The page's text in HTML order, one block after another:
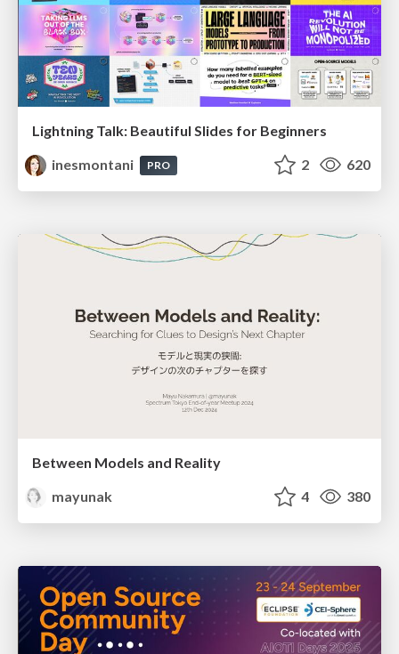
Lightning Talk: Beautiful Slides for Beginners
inesmontani
PRO 2 620
Between Models and Reality
mayunak
4 380